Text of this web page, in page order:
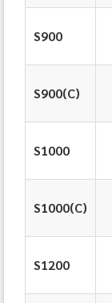
S900
S900(C)
S1000
S1000(C)
S1200